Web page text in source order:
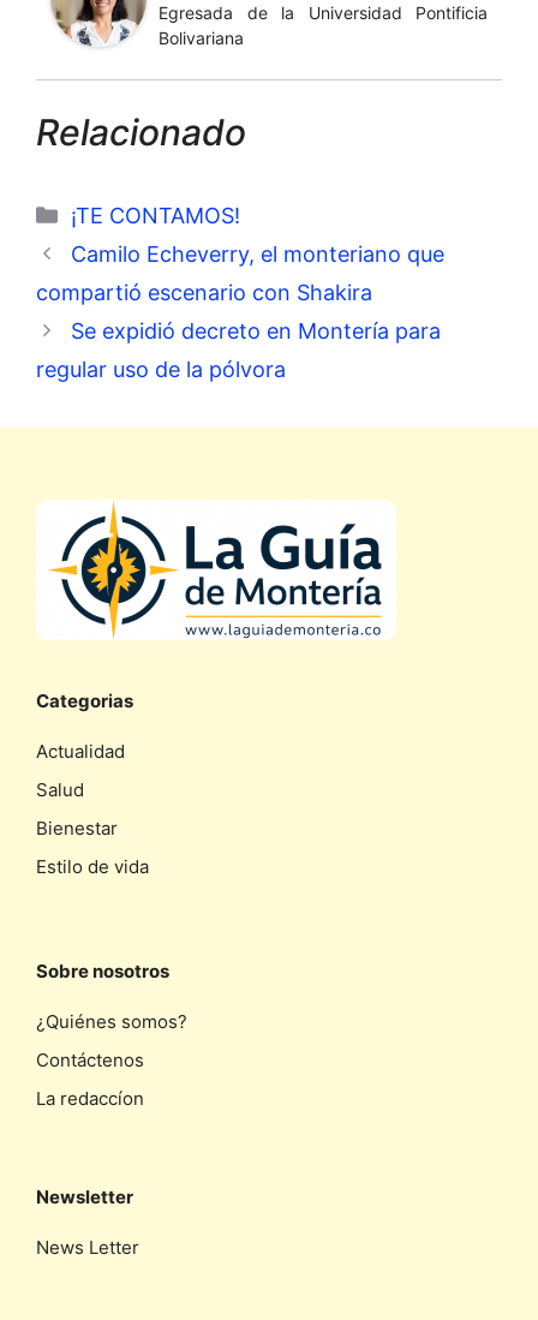
Egresada de la Universidad Pontificia
Bolivariana
Relacionado
Categorías
¡TE CONTAMOS!
Camilo Echeverry, el monteriano que
compartió escenario con Shakira
Se expidió decreto en Montería para
regular uso de la pólvora
Categorias
Actualidad
Salud
Bienestar
Estilo de vida
Sobre nosotros
¿Quiénes somos?
Contáctenos
La redaccíon
Newsletter
News Letter